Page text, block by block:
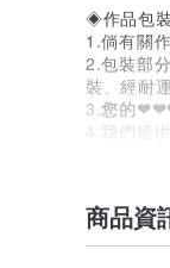
◈作品包
1.倘有關
2.包裝部
裝、經耐
3.您的
4.我們提
925銀)
商品資